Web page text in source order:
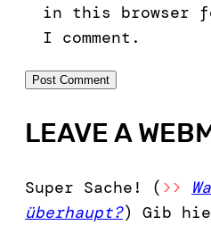
in this browser
I comment.
LEAVE A
Super Sache! ( >>
überhaupt?) Gib